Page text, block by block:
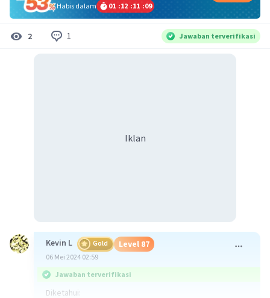
Habis dalam
01 :12 :11 :08
2 1 Jawaban terverifikasi
Iklan
Kevin L Gold Level 87
06 Mei 2024 02:59
Jawaban terverifikasi
Diketahui: